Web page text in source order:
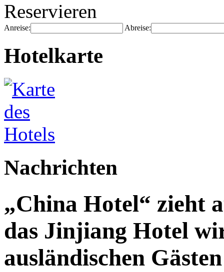
Reservieren
Anreise: Abreise:
Hotelkarte
Nachrichten
„China Hotel“ zieht
das Jinjiang Hotel
ausländischen